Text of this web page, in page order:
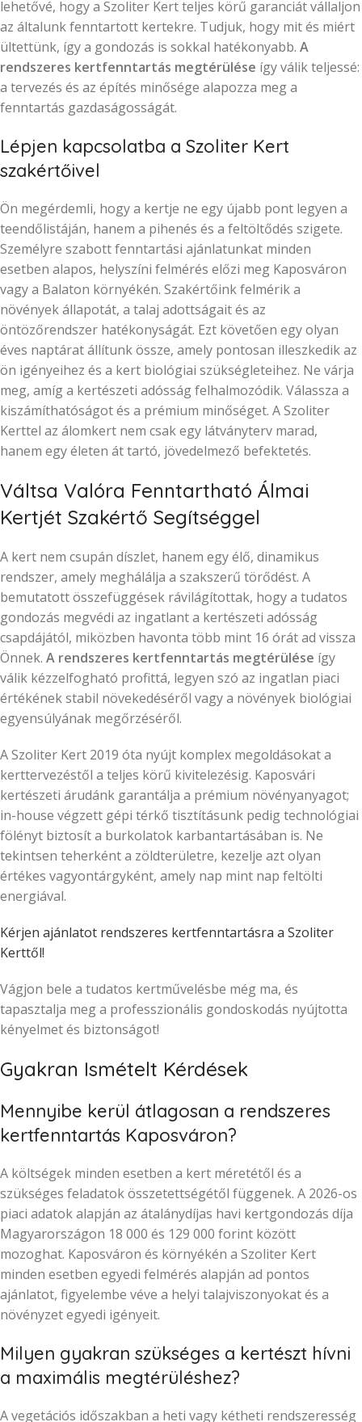
lehetővé, hogy a Szoliter Kert teljes körű garanciát vállaljon
az általunk fenntartott kertekre. Tudjuk, hogy mit és miért
ültettünk, így a gondozás is sokkal hatékonyabb. A
rendszeres kertfenntartás megtérülése így válik teljessé:
a tervezés és az építés minősége alapozza meg a
fenntartás gazdaságosságát.
Lépjen kapcsolatba a Szoliter Kert
szakértőivel
Ön megérdemli, hogy a kertje ne egy újabb pont legyen a
teendőlistáján, hanem a pihenés és a feltöltődés szigete.
Személyre szabott fenntartási ajánlatunkat minden
esetben alapos, helyszíni felmérés előzi meg Kaposváron
vagy a Balaton környékén. Szakértőink felmérik a
növények állapotát, a talaj adottságait és az
öntözőrendszer hatékonyságát. Ezt követően egy olyan
éves naptárat állítunk össze, amely pontosan illeszkedik az
ön igényeihez és a kert biológiai szükségleteihez. Ne várja
meg, amíg a kertészeti adósság felhalmozódik. Válassza a
kiszámíthatóságot és a prémium minőséget. A Szoliter
Kerttel az álomkert nem csak egy látványterv marad,
hanem egy életen át tartó, jövedelmező befektetés.
Váltsa Valóra Fenntartható Álmai
Kertjét Szakértő Segítséggel
A kert nem csupán díszlet, hanem egy élő, dinamikus
rendszer, amely meghálálja a szakszerű törődést. A
bemutatott összefüggések rávilágítottak, hogy a tudatos
gondozás megvédi az ingatlant a kertészeti adósság
csapdájától, miközben havonta több mint 16 órát ad vissza
Önnek. A rendszeres kertfenntartás megtérülése így
válik kézzelfogható profittá, legyen szó az ingatlan piaci
értékének stabil növekedéséről vagy a növények biológiai
egyensúlyának megőrzéséről.
A Szoliter Kert 2019 óta nyújt komplex megoldásokat a
kerttervezéstől a teljes körű kivitelezésig. Kaposvári
kertészeti árudánk garantálja a prémium növényanyagot;
in-house végzett gépi térkő tisztításunk pedig technológiai
fölényt biztosít a burkolatok karbantartásában is. Ne
tekintsen teherként a zöldterületre, kezelje azt olyan
értékes vagyontárgyként, amely nap mint nap feltölti
energiával.
Kérjen ajánlatot rendszeres kertfenntartásra a Szoliter
Kerttől!
Vágjon bele a tudatos kertművelésbe még ma, és
tapasztalja meg a professzionális gondoskodás nyújtotta
kényelmet és biztonságot!
Gyakran Ismételt Kérdések
Mennyibe kerül átlagosan a rendszeres
kertfenntartás Kaposváron?
A költségek minden esetben a kert méretétől és a
szükséges feladatok összetettségétől függenek. A 2026-os
piaci adatok alapján az átalánydíjas havi kertgondozás díja
Magyarországon 18 000 és 129 000 forint között
mozoghat. Kaposváron és környékén a Szoliter Kert
minden esetben egyedi felmérés alapján ad pontos
ajánlatot, figyelembe véve a helyi talajviszonyokat és a
növényzet egyedi igényeit.
Milyen gyakran szükséges a kertészt hívni
a maximális megtérüléshez?
A vegetációs időszakban a heti vagy kétheti rendszeresség